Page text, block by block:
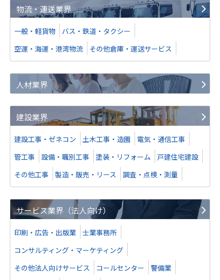
物流・運送業界
一般・軽貨物
バス・鉄道・タクシー
空運・海運・港湾物流
その他倉庫・運送サービス
人材業界
建設業界
建設工事・ゼネコン 土木工事・造園
電気・通信工事
管工事
設備・職別工事 塗装・リフォーム
戸建住宅建設
その他工事
製造・販売・リース 調査・点検・測量
サービス業界（法人向け）
印刷・広告・出版業
士業事務所
コンサルティング・マーケティング
その他法人向けサービス
コールセンター
警備業